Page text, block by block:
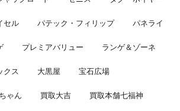
セル パテック・フィリップ パネライ
プレミアバリュー ランゲ＆ゾーネ
クス 大黒屋 宝石広場
ゃん 買取大吉 買取本舗七福神